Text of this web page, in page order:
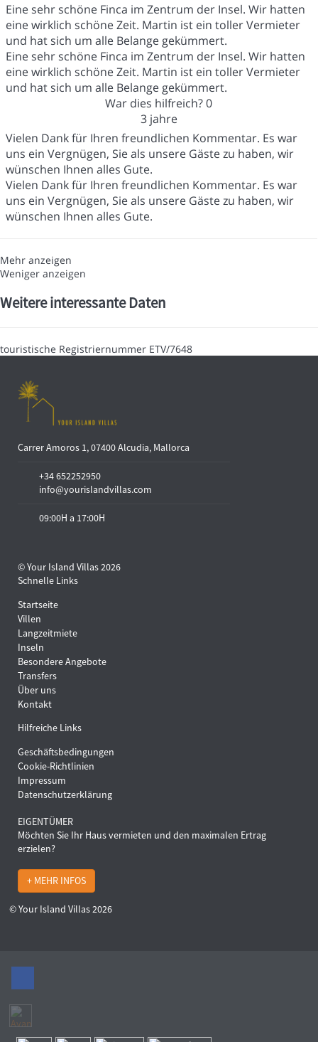
Eine sehr schöne Finca im Zentrum der Insel. Wir hatten
eine wirklich schöne Zeit. Martin ist ein toller Vermieter
und hat sich um alle Belange gekümmert.
Eine sehr schöne Finca im Zentrum der Insel. Wir hatten
eine wirklich schöne Zeit. Martin ist ein toller Vermieter
und hat sich um alle Belange gekümmert.
War dies hilfreich?0
3 jahre
Vielen Dank für Ihren freundlichen Kommentar. Es war
uns ein Vergnügen, Sie als unsere Gäste zu haben, wir
wünschen Ihnen alles Gute.
Vielen Dank für Ihren freundlichen Kommentar. Es war
uns ein Vergnügen, Sie als unsere Gäste zu haben, wir
wünschen Ihnen alles Gute.
Mehr anzeigen
Weniger anzeigen
Weitere interessante Daten
touristische Registriernummer ETV/7648
Carrer Amoros 1, 07400 Alcudia, Mallorca
+34 652252950
info@yourislandvillas.com
09:00H a 17:00H
© Your Island Villas 2026
Schnelle Links
Startseite
Villen
Langzeitmiete
Inseln
Besondere Angebote
Transfers
Über uns
Kontakt
Hilfreiche Links
Geschäftsbedingungen
Cookie-Richtlinien
Impressum
Datenschutzerklärung
EIGENTÜMER
Möchten Sie Ihr Haus vermieten und den maximalen Ertrag
erzielen?
+ MEHR INFOS
© Your Island Villas 2026